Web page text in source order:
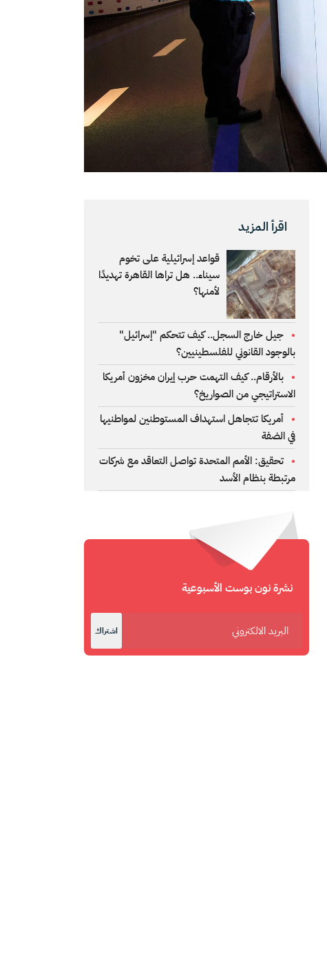
اقرأ المزيد
قواعد إسرائيلية على تخوم
سيناء.. هل تراها القاهرة تهديدًا
لأمنها؟
جيل خارج السجل.. كيف تتحكم "إسرائيل"
بالوجود القانوني للفلسطينيين؟
بالأرقام.. كيف التهمت حرب إيران مخزون أمريكا
الاستراتيجي من الصواريخ؟
أمريكا تتجاهل استهداف المستوطنين لمواطنيها
في الضفة
تحقيق: الأمم المتحدة تواصل التعاقد مع شركات
مرتبطة بنظام الأسد
نشرة نون بوست الأسبوعية
اشتراك